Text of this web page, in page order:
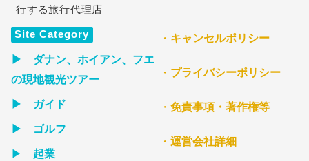
行する旅行代理店
Site Category
▶ ダナン、ホイアン、フエ
の現地観光ツアー
▶ ガイド
▶ ゴルフ
▶ 起業
・ キャンセルポリシー
・ プライバシーポリシー
・免責事項・著作権等
・運営会社詳細